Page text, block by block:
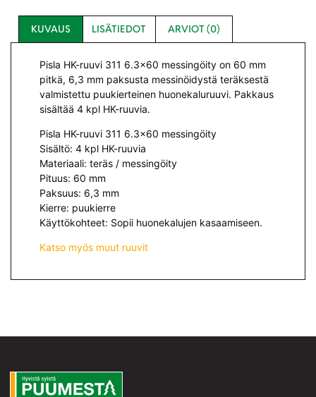
KUVAUS LISÄTIEDOT ARVIOT (0)
Pisla HK-ruuvi 311 6.3×60 messingöity on 60 mm
pitkä, 6,3 mm paksusta messinöidystä teräksestä
valmistettu puukierteinen huonekaluruuvi. Pakkaus
sisältää 4 kpl HK-ruuvia.
Pisla HK-ruuvi 311 6.3×60 messingöity
Sisältö: 4 kpl HK-ruuvia
Materiaali: teräs / messingöity
Pituus: 60 mm
Paksuus: 6,3 mm
Kierre: puukierre
Käyttökohteet: Sopii huonekalujen kasaamiseen.
Katso myös muut ruuvit